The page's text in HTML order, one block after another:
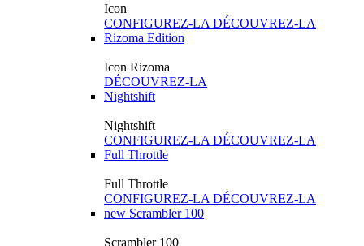
Icon
CONFIGUREZ-LA DÉCOUVREZ-LA
Rizoma Edition
Icon Rizoma
DÉCOUVREZ-LA
Nightshift
Nightshift
CONFIGUREZ-LA DÉCOUVREZ-LA
Full Throttle
Full Throttle
CONFIGUREZ-LA DÉCOUVREZ-LA
new Scrambler 100
Scrambler 100